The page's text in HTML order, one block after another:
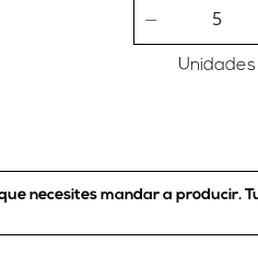
Unidades
necesites mandar a producir.